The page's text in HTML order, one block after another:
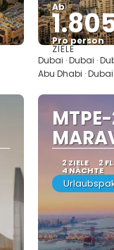
Ab
Pro person
ZIELE
Dubai · Dubai ·
Abu Dhabi · Dubai
2 ZIELE 2
4 NÄCHTE